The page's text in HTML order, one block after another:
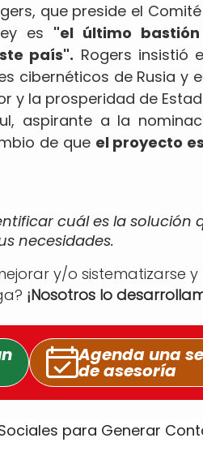
que preside el
es "el último
país". Rogers insistió
cibernéticos de Rusia y
y la prosperidad de
aspirante a la
de que el proyecto
cuál es la solución
necesidades.
y/o sistematizarse
¡Nosotros lo
Agenda una
de asesoría